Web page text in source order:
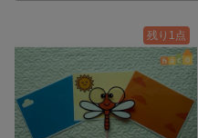
残り1点